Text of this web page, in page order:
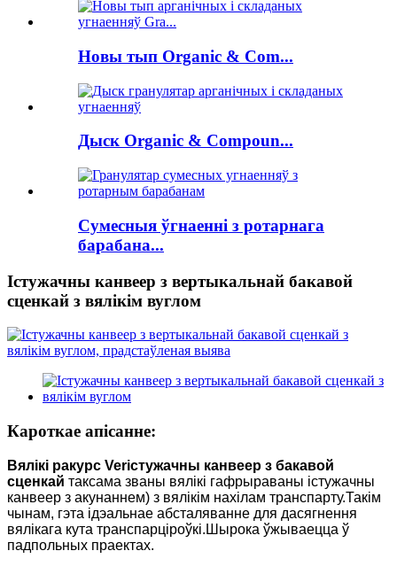
Новы тып Organic & Com...
Дыск Organic & Compoun...
Сумесныя ўгнаенні з ротарнага
барабана...
Істужачны канвеер з вертыкальнай бакавой
сценкай з вялікім вуглом
Кароткае апісанне:
Вялікі ракурс Verістужачны канвеер з бакавой
сценкай таксама званы вялікі гафрыраваны істужачны
канвеер з акунаннем) з вялікім нахілам транспарту.Такім
чынам, гэта ідэальнае абсталяванне для дасягнення
вялікага кута транспарціроўкі.Шырока ўжываецца ў
падпольных праектах.